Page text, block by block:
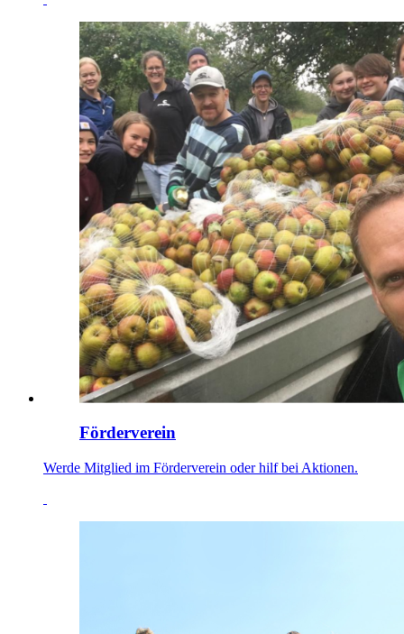
Förderverein
Werde Mitglied im Förderverein oder hilf bei Aktionen.